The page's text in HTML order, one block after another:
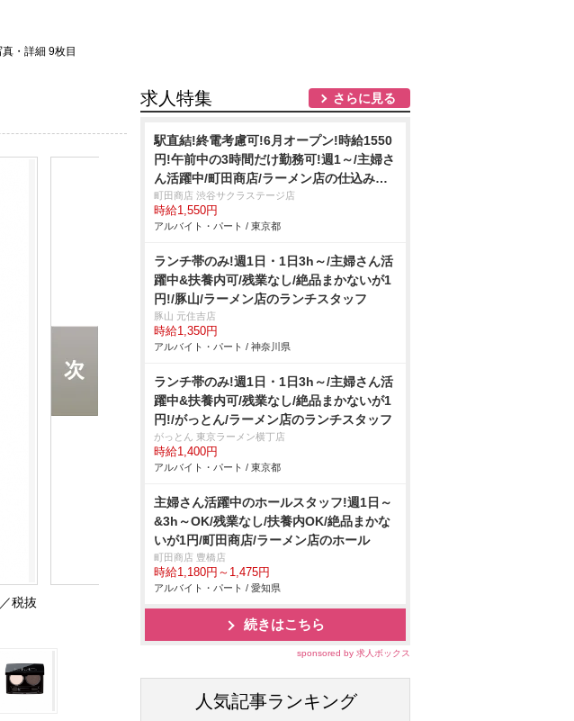
真・詳細 9枚目
税抜
求人特集 さらに見る
駅直結!終電考慮可!6月オープン!時給1550
円!午前中の3時間だけ勤務可!週1～/主婦さ
ん活躍中/町田商店/ラーメン店の仕込み・
清掃/406
町田商店 渋谷サクラステージ店
時給1,550円
アルバイト・パート / 東京都
ランチ帯のみ!週1日・1日3h～/主婦さん活
躍中&扶養内可/残業なし/絶品まかないが1
円!/豚山/ラーメン店のランチスタッフ
豚山 元住吉店
時給1,350円
アルバイト・パート / 神奈川県
ランチ帯のみ!週1日・1日3h～/主婦さん活
躍中&扶養内可/残業なし/絶品まかないが1
円!/がっとん/ラーメン店のランチスタッフ
がっとん 東京ラーメン横丁店
時給1,400円
アルバイト・パート / 東京都
主婦さん活躍中のホールスタッフ!週1日～
&3h～OK/残業なし/扶養内OK/絶品まかな
いが1円/町田商店/ラーメン店のホール
町田商店 豊橋店
時給1,180円～1,475円
アルバイト・パート / 愛知県
続きはこちら
sponsored by 求人ボックス
人気記事ランキング